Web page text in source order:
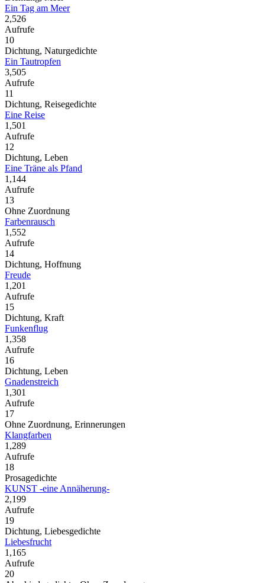
Ein Tag am Meer
2,526
Aufrufe
10
Dichtung, Naturgedichte
Ein Tautropfen
3,505
Aufrufe
11
Dichtung, Reisegedichte
Eine Reise
1,501
Aufrufe
12
Dichtung, Leben
Eine Träne als Pfand
1,144
Aufrufe
13
Ohne Zuordnung
Farbenrausch
1,552
Aufrufe
14
Dichtung, Hoffnung
Freude
1,201
Aufrufe
15
Dichtung, Kraft
Funkenflug
1,358
Aufrufe
16
Dichtung, Leben
Gnadenstreich
1,301
Aufrufe
17
Ohne Zuordnung, Erinnerungen
Klangfarben
1,289
Aufrufe
18
Prosagedichte
KUNST -eine Annäherung-
2,199
Aufrufe
19
Dichtung, Liebesgedichte
Liebesfrucht
1,165
Aufrufe
20